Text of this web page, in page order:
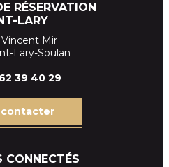
RÉSERVATION
LARY
Mir
Lary-Soulan
39 40 29
contacter
CONNECTÉS